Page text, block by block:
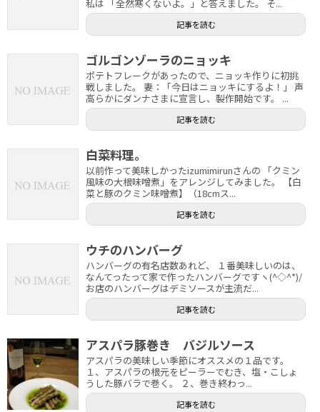
私は 「全然寒くないよ。」と答えました。 そ...
記事を読む
ゴルゴンゾーラのニョッキ
ポテトフレークがあったので、ニョッキ作りに初挑
戦しました。 妻：「今日はニョッキにするよ！」 声
高らかにダンナさまに宣言し、製作開始です。 ...
記事を読む
白菜料理。
以前作って美味しかったizumimirunさんの 「クミン
風味の大根味噌煮」をアレンジしてみました。 【白
菜と豚のクミン味噌煮】（18cmス...
記事を読む
ウチのハンバーグ
ハンバーグの有名店数あれど、 １番美味しいのは、
なんてったって家で作ったハンバーグですヽ(^◇^*)/
お店のハンバーグはデミソースが主流だ...
記事を読む
アスパラ豚巻き バジルソース
アスパラの美味しい季節にオススメの１品です。
１、アスパラの根元をピーラーでむき、塩・こしょ
うした豚バラで巻く。 ２、巻き終わっ...
記事を読む